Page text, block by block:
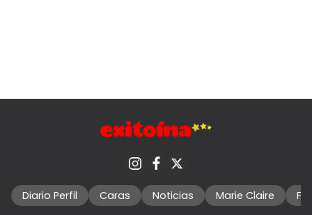
Diario Perfil Caras Noticias Marie Claire